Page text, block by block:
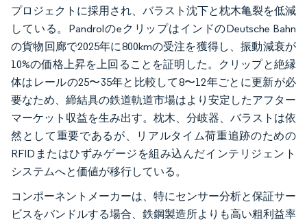
プロジェクトに採用され、バラスト沈下と枕木亀裂を低減
している。PandrolのeクリップはインドのDeutsche Bahn
の貨物回廊で2025年に800kmの受注を獲得し、振動減衰が
10%の価格上昇を上回ることを証明した。クリップと絶縁
体はレールの25〜35年と比較して8〜12年ごとに更新が必
要なため、締結具の鉄道軌道市場はより安定したアフター
マーケット収益を生み出す。枕木、分岐器、バラストは依
然として重要であるが、リアルタイム荷重追跡のための
RFIDまたはひずみゲージを組み込んだインテリジェント
システムへと価値が移行している。
コンポーネントメーカーは、特にセンサー分析と保証サー
ビスをバンドルする場合、鉄鋼製造所よりも高い粗利益率